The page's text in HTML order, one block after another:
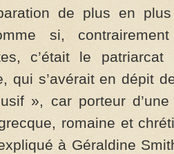
de plus en
si,
c’était le
qui s’avérait en dépit
», car porteur
romaine et
à Géraldine